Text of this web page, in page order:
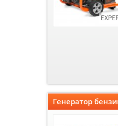
Генератор